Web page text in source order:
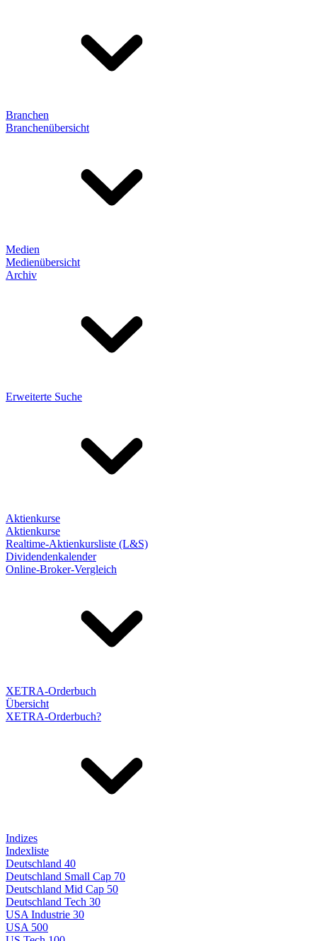
Branchen
Branchenübersicht
Medien
Medienübersicht
Archiv
Erweiterte Suche
Aktienkurse
Aktienkurse
Realtime-Aktienkursliste (L&S)
Dividendenkalender
Online-Broker-Vergleich
XETRA-Orderbuch
Übersicht
XETRA-Orderbuch?
Indizes
Indexliste
Deutschland 40
Deutschland Small Cap 70
Deutschland Mid Cap 50
Deutschland Tech 30
USA Industrie 30
USA 500